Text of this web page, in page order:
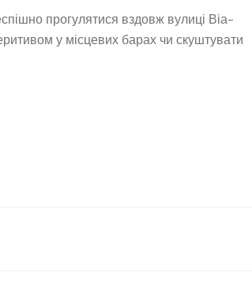
прогулятися вздовж вулиці Віа-
у місцевих барах чи скуштувати